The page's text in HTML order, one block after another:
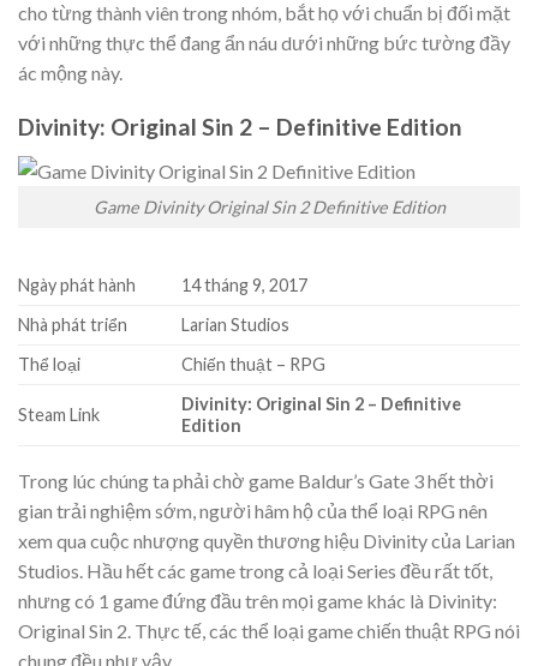
cho từng thành viên trong nhóm, bắt họ với chuẩn bị đối mặt
với những thực thể đang ẩn náu dưới những bức tường đầy
ác mộng này.
Divinity: Original Sin 2 – Definitive Edition
Game Divinity Original Sin 2 Definitive Edition
Ngày phát hành
14 tháng 9, 2017
Nhà phát triển
Larian Studios
Thể loại
Chiến thuật – RPG
Steam Link
Divinity: Original Sin 2 – Definitive
Edition
Trong lúc chúng ta phải chờ game Baldur’s Gate 3 hết thời
gian trải nghiệm sớm, người hâm hộ của thể loại RPG nên
xem qua cuộc nhượng quyền thương hiệu Divinity của Larian
Studios. Hầu hết các game trong cả loại Series đều rất tốt,
nhưng có 1 game đứng đầu trên mọi game khác là Divinity:
Original Sin 2. Thực tế, các thể loại game chiến thuật RPG nói
chung đều như vậy